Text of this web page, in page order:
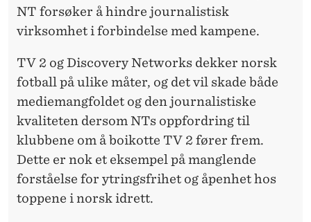
NT forsøker å hindre journalistisk
virksomhet i forbindelse med kampene.
TV 2 og Discovery Networks dekker norsk
fotball på ulike måter, og det vil skade både
mediemangfoldet og den journalistiske
kvaliteten dersom NTs oppfordring til
klubbene om å boikotte TV 2 fører frem.
Dette er nok et eksempel på manglende
forståelse for ytringsfrihet og åpenhet hos
toppene i norsk idrett.